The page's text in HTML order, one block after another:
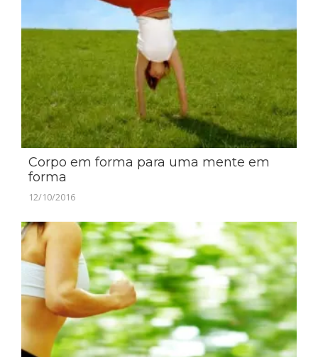
Corpo em forma para uma mente em
forma
12/10/2016